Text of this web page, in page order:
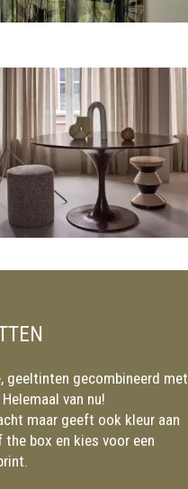
geeltinten gecombineerd met
van nu!
maar geeft ook kleur aan
box en kies voor een